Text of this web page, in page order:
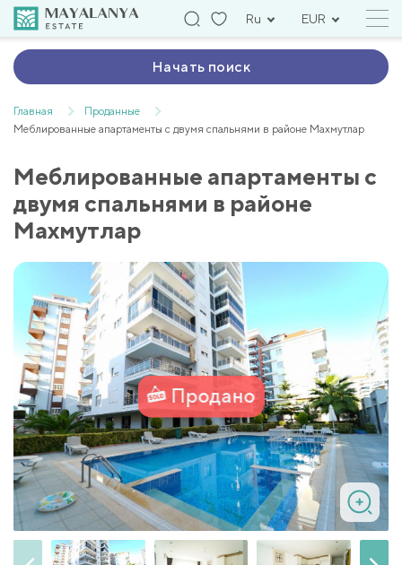
Ru EUR
Начать поиск
Главная
Проданные
Меблированные апартаменты с двумя спальнями в районе Махмутлар
Меблированные апартаменты с
двумя спальнями в районе
Махмутлар
Продано